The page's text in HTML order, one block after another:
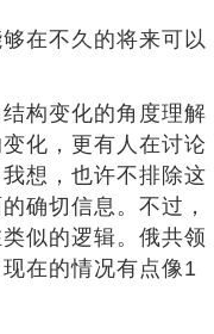
在不久的将来可以
构变化的角度理解
化，更有人在讨论
想，也许不排除这
确切信息。不过，
似的逻辑。俄共领
在的情况有点像1